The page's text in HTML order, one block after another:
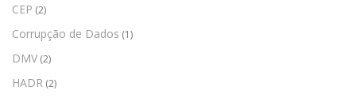
CEP (2)
Corrupção de Dados (1)
DMV (2)
HADR (2)